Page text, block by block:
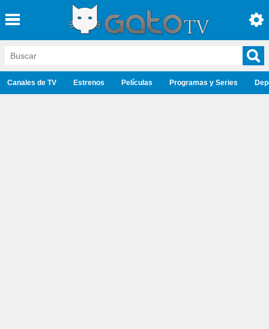
Canales de TV Estrenos Películas Programas y Series